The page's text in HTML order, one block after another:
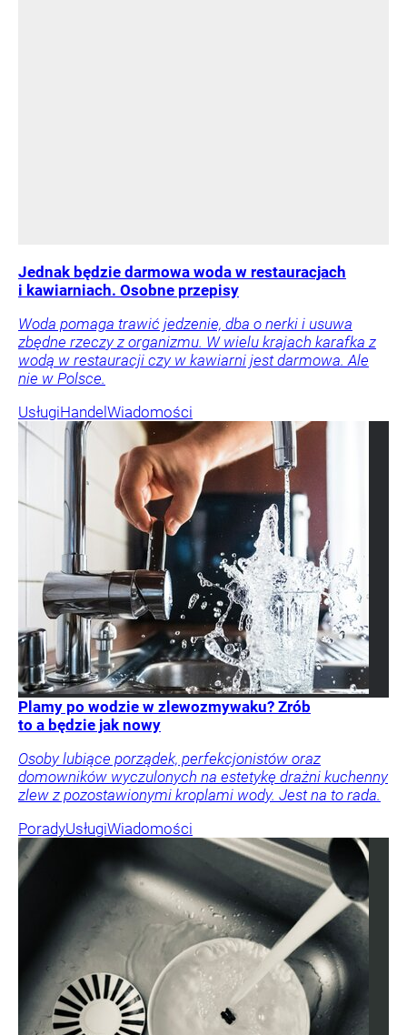
Jednak będzie darmowa woda w restauracjach
i kawiarniach. Osobne przepisy
Woda pomaga trawić jedzenie, dba o nerki i usuwa
zbędne rzeczy z organizmu. W wielu krajach karafka z
wodą w restauracji czy w kawiarni jest darmowa. Ale
nie w Polsce.
UsługiHandel Wiadomości
Plamy po wodzie w zlewozmywaku? Zrób
to a będzie jak nowy
Osoby lubiące porządek, perfekcjonistów oraz
domowników wyczulonych na estetykę drażni kuchenny
zlew z pozostawionymi kroplami wody. Jest na to rada.
PoradyUsługiWiadomości